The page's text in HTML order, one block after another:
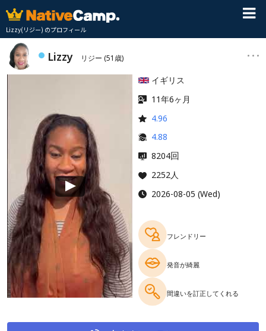
Lizzy(リジー) のプロフィール
Lizzy リジー (51歳)
イギリス
11年6ヶ月
4.96
4.88
8204回
2252人
2026-08-05 (Wed)
フレンドリー
発音が綺麗
間違いを訂正してくれる